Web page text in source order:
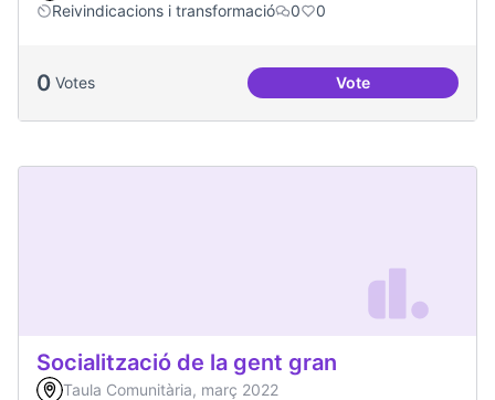
Reivindicacions i transformació
0 0
0 Votes VoteEscletxa digital i
Socialització de la gent gran
Taula Comunitària, març 2022